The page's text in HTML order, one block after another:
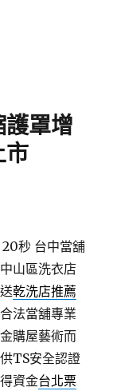
罩增
市
20秒 台中當舖
山區洗衣店
乾洗店推薦
法當舖專業
購屋藝術而
TS安全認證
資金台北票